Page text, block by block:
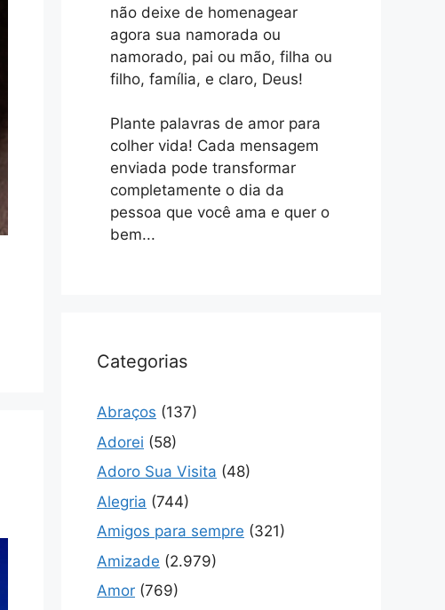
não deixe de homenagear
agora sua namorada ou
namorado, pai ou mão, filha ou
filho, família, e claro, Deus!
Plante palavras de amor para
colher vida! Cada mensagem
enviada pode transformar
completamente o dia da
pessoa que você ama e quer o
bem...
Categorias
Abraços (137)
Adorei (58)
Adoro Sua Visita (48)
Alegria (744)
Amigos para sempre (321)
Amizade (2.979)
Amor (769)